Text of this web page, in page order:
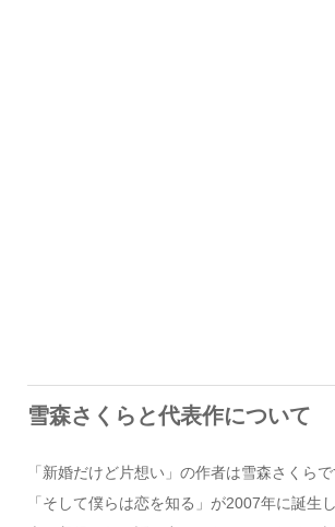
雪森さくらと代表作について
「新婚だけど片想い」の作者は雪森さくら
「そして僕らは恋を知る」が2007年に誕生